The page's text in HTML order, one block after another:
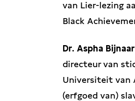
van Lier-lezing
Black
Dr. Aspha Bijnaar
directeur van
Universiteit van
(erfgoed van)